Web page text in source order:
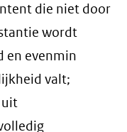
die niet door
wordt
en evenmin
valt;
uit